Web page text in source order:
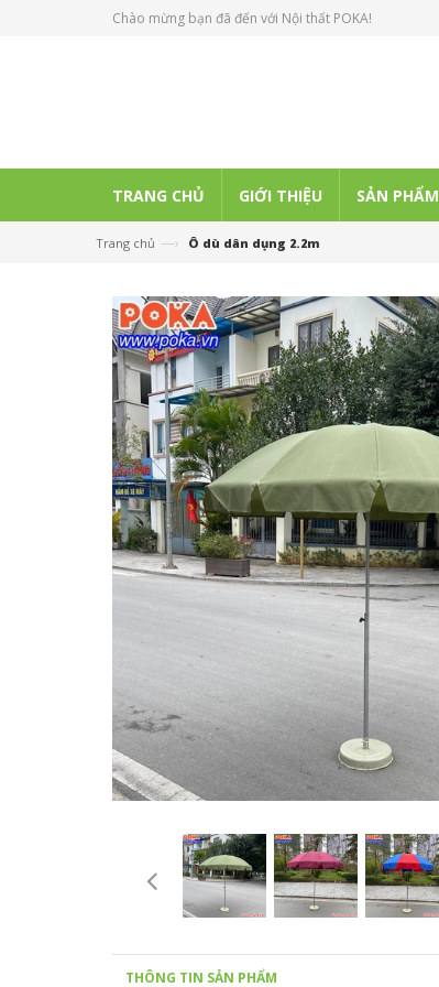
Chào mừng bạn đã đến với Nội thất POKA!
TRANG CHỦ GIỚI THIỆU SẢN PHẨM
Trang chủ —› Ô dù dân dụng 2.2m
THÔNG TIN SẢN PHẨM